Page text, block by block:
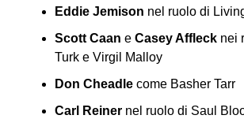
Eddie Jemison nel ruolo di
Scott Caan e Casey Afflecknei
Turk e Virgil Malloy
Don Cheadlecome Basher Tarr
Carl Reinernel ruolo di Saul